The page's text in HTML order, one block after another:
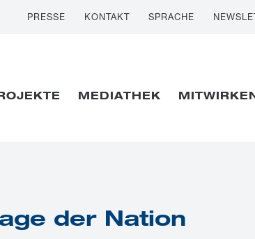
PRESSE KONTAKT SPRACHE
MEDIATHEK
der Nation